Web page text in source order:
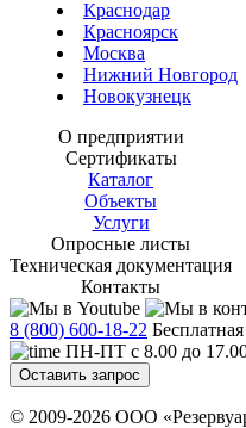
Краснодар
Красноярск
Москва
Нижний Новгород
Новокузнецк
О предприятии
Сертификаты
Каталог
Объекты
Услуги
Опросные листы
Техническая документация
Контакты
8 (800) 600-18-22
ПН-ПТ с 8.00 до
Оставить запрос
© 2009-2026 ООО